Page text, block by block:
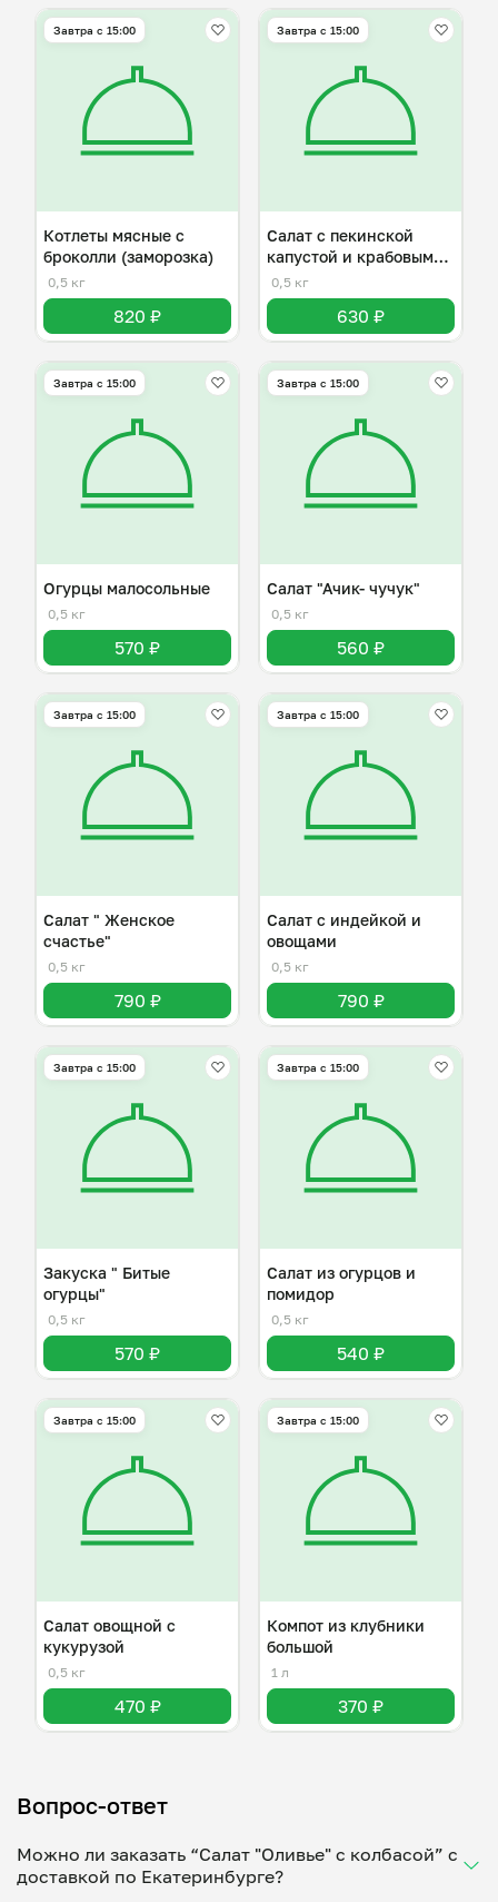
Завтра c 15:00
Котлеты мясные с
броколли (заморозка)
0,5 кг
820 ₽
Завтра c 15:00
Салат с пекинской
капустой и крабовыми
палочками
0,5 кг
630 ₽
Завтра c 15:00
Огурцы малосольные
0,5 кг
570 ₽
Завтра c 15:00
Салат "Ачик- чучук"
0,5 кг
560 ₽
Завтра c 15:00
Салат " Женское
счастье"
0,5 кг
790 ₽
Завтра c 15:00
Салат с индейкой и
овощами
0,5 кг
790 ₽
Завтра c 15:00
Закуска " Битые
огурцы"
0,5 кг
570 ₽
Завтра c 15:00
Салат из огурцов и
помидор
0,5 кг
540 ₽
Завтра c 15:00
Салат овощной с
кукурузой
0,5 кг
470 ₽
Завтра c 15:00
Компот из клубники
большой
1 л
370 ₽
Вопрос-ответ
Можно ли заказать “Салат "Оливье" с колбасой” с
доставкой по Екатеринбурге?